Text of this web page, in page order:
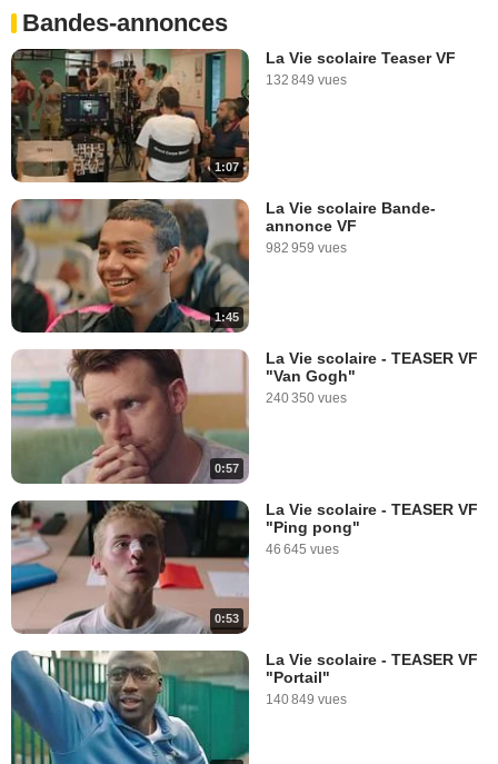
Bandes-annonces
1:07
La Vie scolaire Teaser VF
132 849 vues
1:45
La Vie scolaire Bande-
annonce VF
982 959 vues
0:57
La Vie scolaire - TEASER VF
"Van Gogh"
240 350 vues
0:53
La Vie scolaire - TEASER VF
"Ping pong"
46 645 vues
La Vie scolaire - TEASER VF
"Portail"
140 849 vues